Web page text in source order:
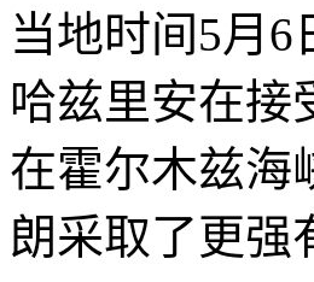
当地时间5月
哈兹里安在接
在霍尔木兹海
朗采取了更强